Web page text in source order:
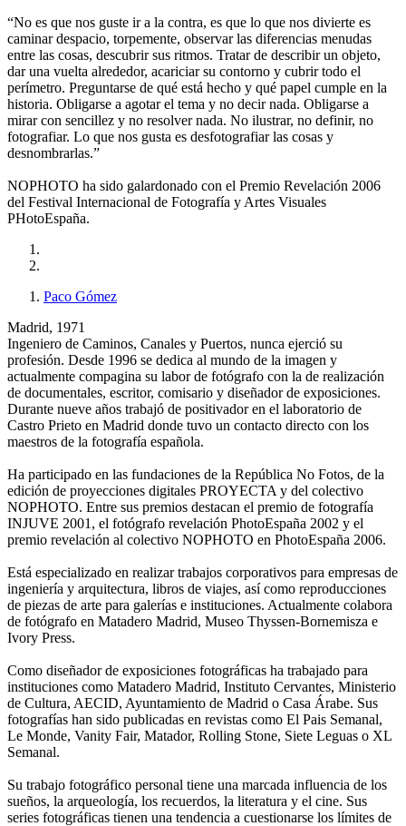
“No es que nos guste ir a la contra, es que lo que nos divierte es
caminar despacio, torpemente, observar las diferencias menudas
entre las cosas, descubrir sus ritmos. Tratar de describir un objeto,
dar una vuelta alrededor, acariciar su contorno y cubrir todo el
perímetro. Preguntarse de qué está hecho y qué papel cumple en la
historia. Obligarse a agotar el tema y no decir nada. Obligarse a
mirar con sencillez y no resolver nada. No ilustrar, no definir, no
fotografiar. Lo que nos gusta es desfotografiar las cosas y
desnombrarlas.”
NOPHOTO ha sido galardonado con el Premio Revelación 2006
del Festival Internacional de Fotografía y Artes Visuales
PHotoEspaña.
Paco Gómez
Madrid, 1971
Ingeniero de Caminos, Canales y Puertos, nunca ejerció su
profesión. Desde 1996 se dedica al mundo de la imagen y
actualmente compagina su labor de fotógrafo con la de realización
de documentales, escritor, comisario y diseñador de exposiciones.
Durante nueve años trabajó de positivador en el laboratorio de
Castro Prieto en Madrid donde tuvo un contacto directo con los
maestros de la fotografía española.
Ha participado en las fundaciones de la República No Fotos, de la
edición de proyecciones digitales PROYECTA y del colectivo
NOPHOTO. Entre sus premios destacan el premio de fotografía
INJUVE 2001, el fotógrafo revelación PhotoEspaña 2002 y el
premio revelación al colectivo NOPHOTO en PhotoEspaña 2006.
Está especializado en realizar trabajos corporativos para empresas de
ingeniería y arquitectura, libros de viajes, así como reproducciones
de piezas de arte para galerías e instituciones. Actualmente colabora
de fotógrafo en Matadero Madrid, Museo Thyssen-Bornemisza e
Ivory Press.
Como diseñador de exposiciones fotográficas ha trabajado para
instituciones como Matadero Madrid, Instituto Cervantes, Ministerio
de Cultura, AECID, Ayuntamiento de Madrid o Casa Árabe. Sus
fotografías han sido publicadas en revistas como El Pais Semanal,
Le Monde, Vanity Fair, Matador, Rolling Stone, Siete Leguas o XL
Semanal.
Su trabajo fotográfico personal tiene una marcada influencia de los
sueños, la arqueología, los recuerdos, la literatura y el cine. Sus
series fotográficas tienen una tendencia a cuestionarse los límites de